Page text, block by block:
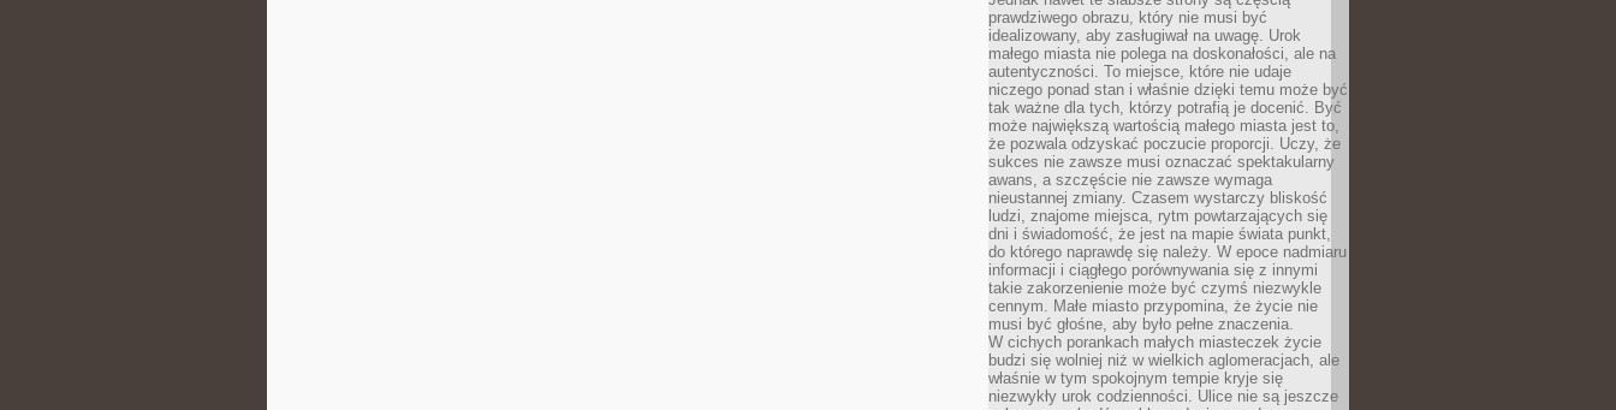
prawdziwego obrazu, który nie musi być
idealizowany, aby zasługiwał na uwagę. Urok
małego miasta nie polega na doskonałości, ale na
autentyczności. To miejsce, które nie udaje
niczego ponad stan i właśnie dzięki temu może być
tak ważne dla tych, którzy potrafią je docenić. Być
może największą wartością małego miasta jest to,
że pozwala odzyskać poczucie proporcji. Uczy, że
sukces nie zawsze musi oznaczać spektakularny
awans, a szczęście nie zawsze wymaga
nieustannej zmiany. Czasem wystarczy bliskość
ludzi, znajome miejsca, rytm powtarzających się
dni i świadomość, że jest na mapie świata punkt,
do którego naprawdę się należy. W epoce nadmiaru
informacji i ciągłego porównywania się z innymi
takie zakorzenienie może być czymś niezwykle
cennym. Małe miasto przypomina, że życie nie
musi być głośne, aby było pełne znaczenia.
W cichych porankach małych miasteczek życie
budzi się wolniej niż w wielkich aglomeracjach, ale
właśnie w tym spokojnym tempie kryje się
niezwykły urok codzienności. Ulice nie są jeszcze